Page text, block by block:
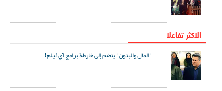
الاکثر تفاعلا
"المال والبنون" ينضم إلى خارطة برامج آي فيلم!